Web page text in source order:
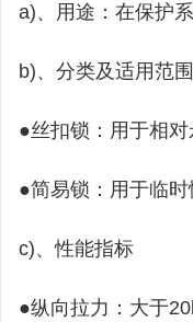
a)、用途：在保护
b)、分类及适用范围
●丝扣锁：用于相对
●简易锁：用于临时
c)、性能指标
●纵向拉力：大于